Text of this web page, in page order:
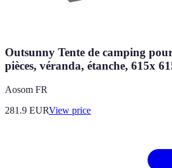
Outsunny Tente de camping
pièces, véranda, étanche, 615x
Aosom FR
281.9 EURView price